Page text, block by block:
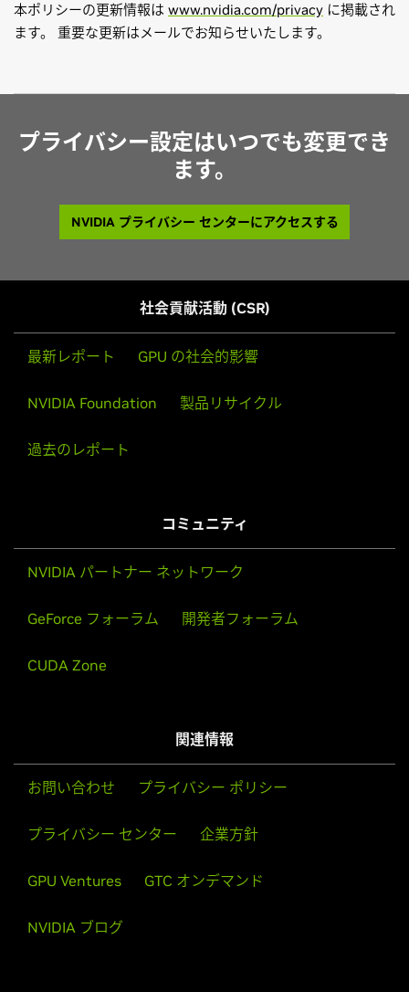
本ポリシーの更新情報は www.nvidia.com/privacy に掲載され
ます。 重要な更新はメールでお知らせいたします。
プライバシー設定はいつでも変更でき
ます。
NVIDIA プライバシー センターにアクセスする
社会貢献活動 (CSR)
最新レポート GPU の社会的影響
NVIDIA Foundation 製品リサイクル
過去のレポート
コミュニティ
NVIDIA パートナー ネットワーク
GeForce フォーラム 開発者フォーラム
CUDA Zone
関連情報
お問い合わせ プライバシー ポリシー
プライバシー センター 企業方針
GPU Ventures GTC オンデマンド
NVIDIA ブログ